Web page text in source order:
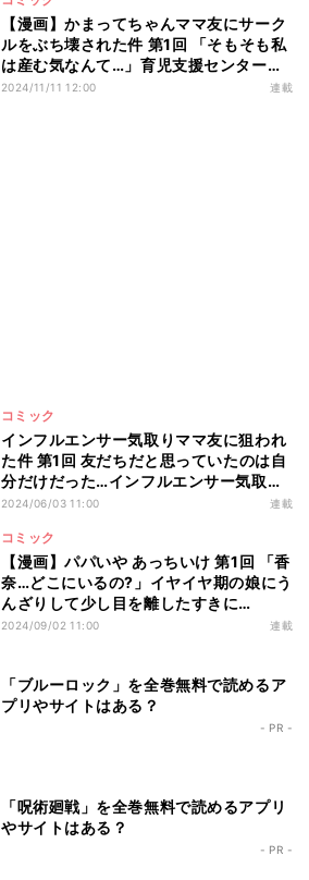
【漫画】かまってちゃんママ友にサーク
ルをぶち壊された件 第1回 「そもそも私
は産む気なんて…」育児支援センターで
爆弾発言!?
2024/11/11 12:00 連載
コミック
インフルエンサー気取りママ友に狙われ
た件 第1回 友だちだと思っていたのは自
分だけだった…インフルエンサー気取り
のママ友が巻き起こすトラブルとは
2024/06/03 11:00 連載
コミック
【漫画】パパいや あっちいけ 第1回 「香
奈…どこにいるの?」イヤイヤ期の娘にう
んざりして少し目を離したすきに…
2024/09/02 11:00 連載
「ブルーロック」を全巻無料で読めるア
プリやサイトはある？
- PR -
「呪術廻戦」を全巻無料で読めるアプリ
やサイトはある？
- PR -